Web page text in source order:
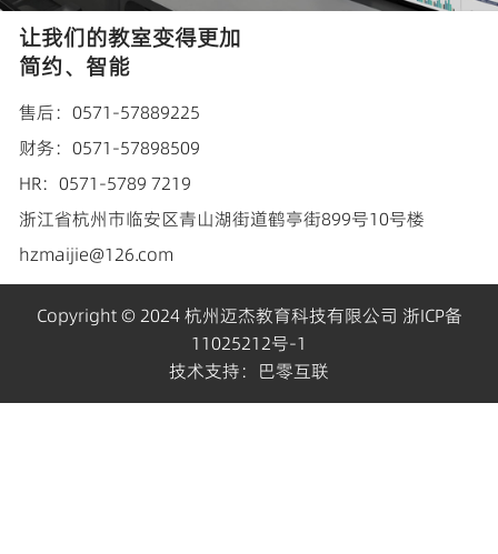
让我们的教室变得更加
简约、智能
售后：0571-57889225
财务：0571-57898509
HR：0571-5789 7219
浙江省杭州市临安区青山湖街道鹤亭街899号10号楼
hzmaijie@126.com
Copyright © 2024 杭州迈杰教育科技有限公司 浙ICP备
11025212号-1
技术支持： 巴零互联